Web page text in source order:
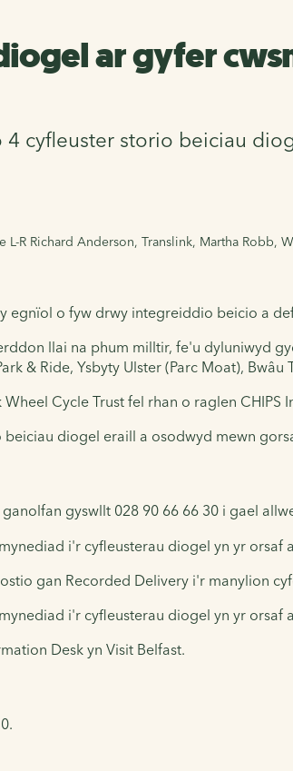
ar gyfer
cyfleuster storio beiciau
R Richard Anderson, Translink, Martha Robb,
egnïol o fyw drwy integreiddio beicio a
llai na phum milltir, fe'u dyluniwyd
& Ride, Ysbyty Ulster (Parc Moat),
Cycle Trust fel rhan o raglen
diogel eraill a osodwyd mewn
ganolfan gyswllt 028 90 66 66 30 i gael
i'r cyfleusterau diogel yn yr orsaf
gan Recorded Delivery i'r manylion
i'r cyfleusterau diogel yn yr orsaf
Desk yn Visit Belfast.